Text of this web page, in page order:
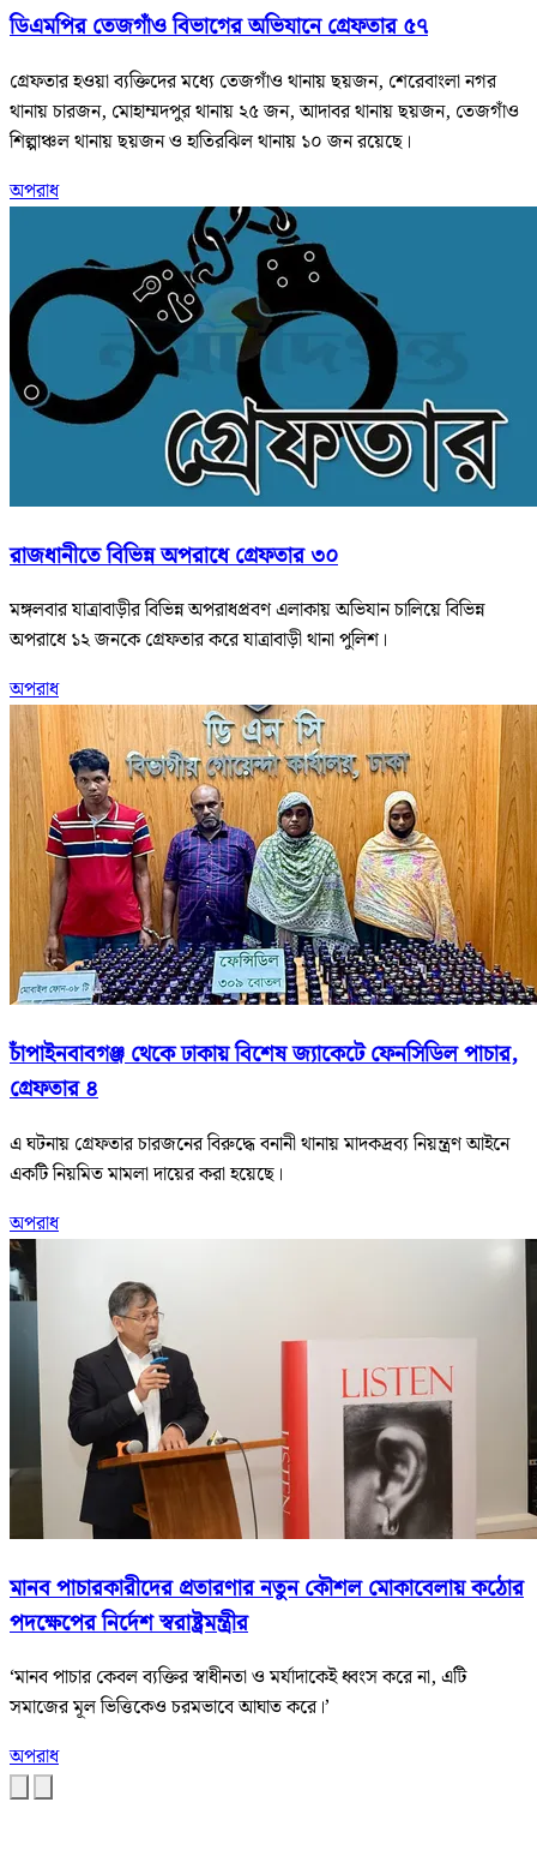
ডিএমপির তেজগাঁও বিভাগের অভিযানে গ্রেফতার ৫৭
গ্রেফতার হওয়া ব্যক্তিদের মধ্যে তেজগাঁও থানায় ছয়জন, শেরেবাংলা নগর
থানায় চারজন, মোহাম্মদপুর থানায় ২৫ জন, আদাবর থানায় ছয়জন, তেজগাঁও
শিল্পাঞ্চল থানায় ছয়জন ও হাতিরঝিল থানায় ১০ জন রয়েছে।
অপরাধ
রাজধানীতে বিভিন্ন অপরাধে গ্রেফতার ৩০
মঙ্গলবার যাত্রাবাড়ীর বিভিন্ন অপরাধপ্রবণ এলাকায় অভিযান চালিয়ে বিভিন্ন
অপরাধে ১২ জনকে গ্রেফতার করে যাত্রাবাড়ী থানা পুলিশ।
অপরাধ
চাঁপাইনবাবগঞ্জ থেকে ঢাকায় বিশেষ জ্যাকেটে ফেনসিডিল পাচার,
গ্রেফতার ৪
এ ঘটনায় গ্রেফতার চারজনের বিরুদ্ধে বনানী থানায় মাদকদ্রব্য নিয়ন্ত্রণ আইনে
একটি নিয়মিত মামলা দায়ের করা হয়েছে।
অপরাধ
মানব পাচারকারীদের প্রতারণার নতুন কৌশল মোকাবেলায় কঠোর
পদক্ষেপের নির্দেশ স্বরাষ্ট্রমন্ত্রীর
‘মানব পাচার কেবল ব্যক্তির স্বাধীনতা ও মর্যাদাকেই ধ্বংস করে না, এটি
সমাজের মূল ভিত্তিকেও চরমভাবে আঘাত করে।’
অপরাধ